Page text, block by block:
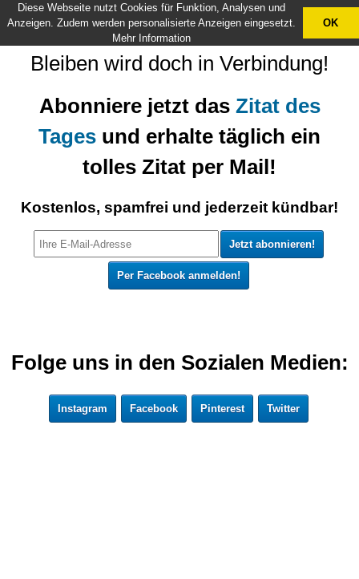
Bleiben wird doch in Verbindung!
Abonniere jetzt das Zitat des
Tages und erhalte täglich ein
tolles Zitat per Mail!
Kostenlos, spamfrei und jederzeit kündbar!
Per Facebook anmelden!
Folge uns in den Sozialen Medien:
Instagram Facebook Pinterest Twitter
X
Diese Webseite nutzt Cookies für Funktion, Analysen und
Anzeigen. Zudem werden personalisierte Anzeigen eingesetzt.
Mehr Information
OK